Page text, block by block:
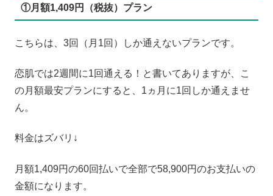
①月額1,409円（税抜）プラン
こちらは、3回（月1回）しか通えないプランです。
恋肌では2週間に1回通える！と書いてありますが、こ
の月額最安プランにすると、1ヵ月に1回しか通えませ
ん。
料金はズバリ↓
月額1,409円の60回払いで全部で58,900円のお支払いの
金額になります。